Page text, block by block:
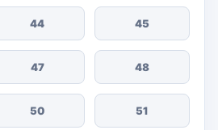
44 45
47 48
50 51